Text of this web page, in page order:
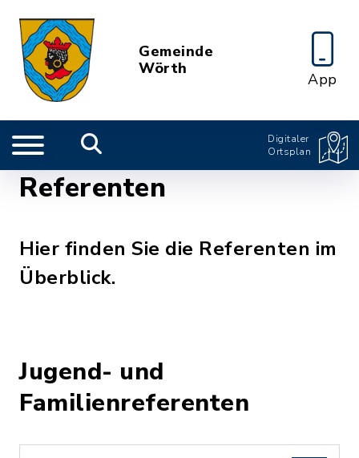
Gemeinde
Wörth
App
Digitaler
Ortsplan
Referenten
Hier finden Sie die Referenten im
Überblick.
Jugend- und
Familienreferenten